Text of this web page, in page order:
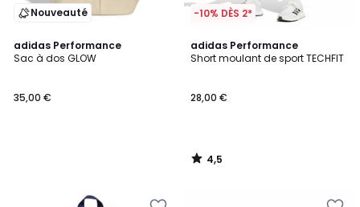
Nouveauté
adidas Performance
Sac à dos GLOW
35,00 €
-10% DÈS 2*
adidas Performance
Short moulant de sport TECHFIT
28,00 €
4,5
/ 5
4,5
/